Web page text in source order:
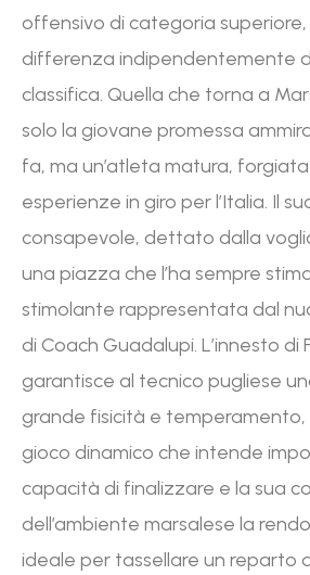
offensivo di categoria
differenza indipendentemente
classifica. Quella che torna a
solo la giovane promessa
fa, ma un’atleta matura,
esperienze in giro per l’Italia. Il
consapevole, dettato dalla
una piazza che l’ha sempre
stimolante rappresentata dal
di Coach Guadalupi. L’innesto di
garantisce al tecnico pugliese
grande fisicità e
gioco dinamico che intende
capacità di finalizzare e la sua
dell’ambiente marsalese la
ideale per tassellare un reparto